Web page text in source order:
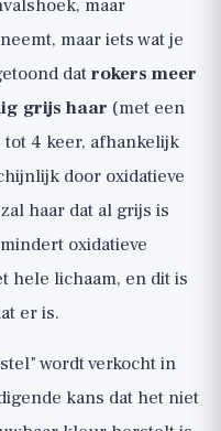
maar
maar iets wat je
datrokers meer
grijs haar (met een
tot 4 keer, afhankelijk
door oxidatieve
haar dat al grijs is
oxidatieve
hele lichaam, en dit is
er is.
wordt verkocht in
kans dat het niet